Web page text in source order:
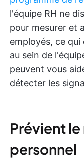
l'équipe RH ne
pour mesurer et
employés, ce
au sein de
peuvent vous
détecter les
Prévient
personnel